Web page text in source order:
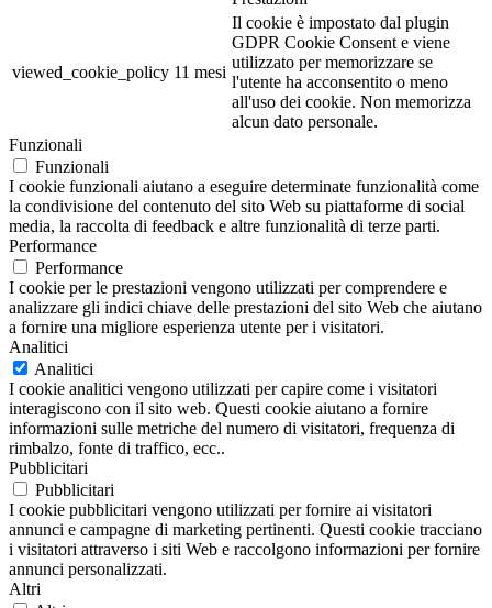
viewed_cookie_policy 11 mesi
Il cookie è impostato dal plugin
GDPR Cookie Consent e viene
utilizzato per memorizzare se
l'utente ha acconsentito o meno
all'uso dei cookie. Non memorizza
alcun dato personale.
Funzionali
Funzionali
I cookie funzionali aiutano a eseguire determinate funzionalità come
la condivisione del contenuto del sito Web su piattaforme di social
media, la raccolta di feedback e altre funzionalità di terze parti.
Performance
Performance
I cookie per le prestazioni vengono utilizzati per comprendere e
analizzare gli indici chiave delle prestazioni del sito Web che aiutano
a fornire una migliore esperienza utente per i visitatori.
Analitici
Analitici
I cookie analitici vengono utilizzati per capire come i visitatori
interagiscono con il sito web. Questi cookie aiutano a fornire
informazioni sulle metriche del numero di visitatori, frequenza di
rimbalzo, fonte di traffico, ecc..
Pubblicitari
Pubblicitari
I cookie pubblicitari vengono utilizzati per fornire ai visitatori
annunci e campagne di marketing pertinenti. Questi cookie tracciano
i visitatori attraverso i siti Web e raccolgono informazioni per fornire
annunci personalizzati.
Altri